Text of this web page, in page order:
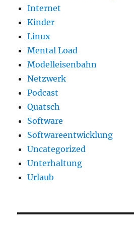
Internet
Kinder
Linux
Mental Load
Modelleisenbahn
Netzwerk
Podcast
Quatsch
Software
Softwareentwicklung
Uncategorized
Unterhaltung
Urlaub